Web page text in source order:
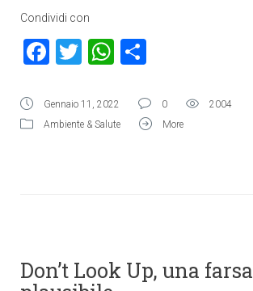
Condividi con
Facebook
TwitterWhatsApp
Gennaio 11, 2022 0
2004
Ambiente & Salute
More
Don’t Look Up, una farsa